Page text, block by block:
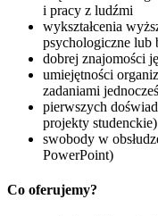
i pracy z ludźmi
wykształcenia
psychologiczne lub
dobrej znajomości
umiejętności
zadaniami
pierwszych
projekty studenckie)
swobody w
PowerPoint)
Co oferujemy?